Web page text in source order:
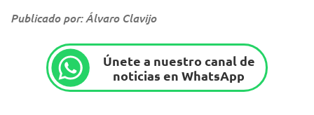
Publicado por: Álvaro Clavijo
Únete a nuestro canal de
noticias en WhatsApp